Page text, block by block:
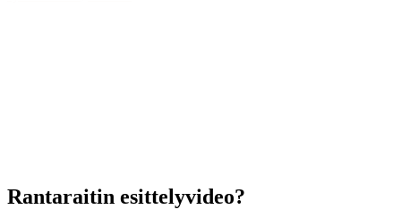
Rantaraitin esittelyvideo?